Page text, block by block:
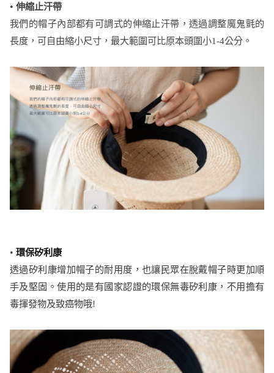
• 伸縮止汗帶
我們的帽子內部都有可調式的伸縮止汗帶，透過調整魔鬼氈的
長度，可自由縮小尺寸，最大範圍可比原本頭圍小1-4公分。
• 環保矽利康
透過矽利康增加帽子的耐用度，也讓民眾在脫戴帽子時更加順
手及堅固。使用的是有國家認證的環保無毒矽利康，不用擔有
毒揮發物及致癌物哦!